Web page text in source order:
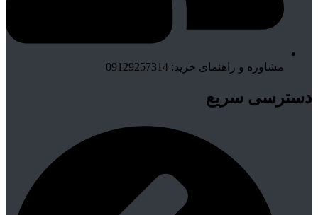
مشاوره و راهنمای خرید: 09129257314
دسترسی سریع